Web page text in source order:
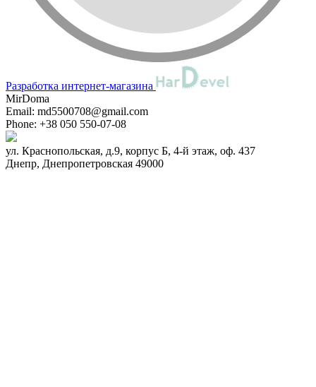
Разработка интернет-магазина
MirDoma
Email: md5500708@gmail.com
Phone: +38 050 550-07-08
ул. Краснопольская, д.9, корпус Б, 4-й этаж, оф. 437
Днепр, Днепропетровская 49000